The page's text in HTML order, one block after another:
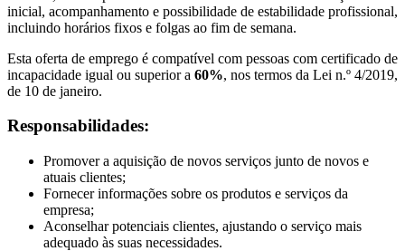
inicial, acompanhamento e possibilidade de estabilidade profissional,
incluindo horários fixos e folgas ao fim de semana.
Esta oferta de emprego é compatível com pessoas com certificado de
incapacidade igual ou superior a 60%, nos termos da Lei n.º 4/2019,
de 10 de janeiro.
Responsabilidades:
Promover a aquisição de novos serviços junto de novos e
atuais clientes;
Fornecer informações sobre os produtos e serviços da
empresa;
Aconselhar potenciais clientes, ajustando o serviço mais
adequado às suas necessidades.